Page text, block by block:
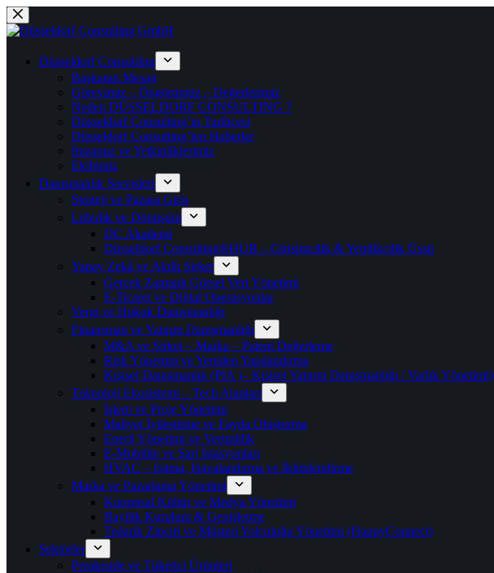
Saltar
al
Düsseldorf ConsultIng
Başkanın Mesajı
Görevimiz – Öngörümüz – Değerlerimiz
Neden DÜSSELDORF CONSULTING ?
Düsseldorf Consulting’in Tarihçesi
Düsseldorf Consulting’ten Haberler
İmzamız ve Yetkinliklerimiz
Ekibimiz
Danışmanlık Servisleri
Strateji ve Pazara Giriş
Liderlik ve Dönüşüm
DC Akademi
Düsseldorf Consulting®HUB – Girişimcilik & Yenilikçilik Üssü
Yapay Zekâ ve Akıllı Şirket
Gerçek Zamanlı Görsel Veri Yönetimi
E-Ticaret ve Dijital Operasyonlar
Vergi ve Hukuk Danışmanlığı
Finansman ve Yatırım Danışmanlığı
M&A ve Şirket – Marka – Patent Değerleme
Risk Yönetimi ve Yeniden Yapılandırma
Kişisel Danışmanlık (PIA )– Kişisel Yatırım Danışmanlığı / Varlık Yönetimi)
Teknoloji Ekosistemi – Tech Alanları
İşlem ve Proje Yönetimi
Maliyet İyileştirme ve Fayda Oluşturma
Enerji Yönetimi ve Verimlilik
E-Mobilite ve Şarj İstasyonları
HVAC – Isıtma, Havalandırma ve İklimlendirme
Marka ve Pazarlama Yönetimi
Kurumsal Kültür ve Medya Yönetimi
Bayilik Kurulum & Genişletme
Tedarik Zinciri ve Müşteri Yolculuğu Yönetimi (HappyConnect)
Sektörler
Perakende ve Tüketici Ürünleri